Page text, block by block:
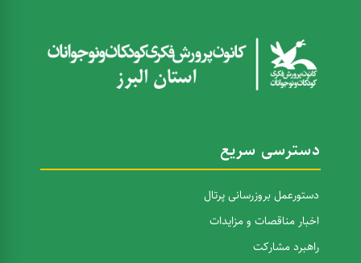
دسترسی سریع
دستورعمل بروزرسانی پرتال
اخبار مناقصات و مزایدات
راهبرد مشارکت